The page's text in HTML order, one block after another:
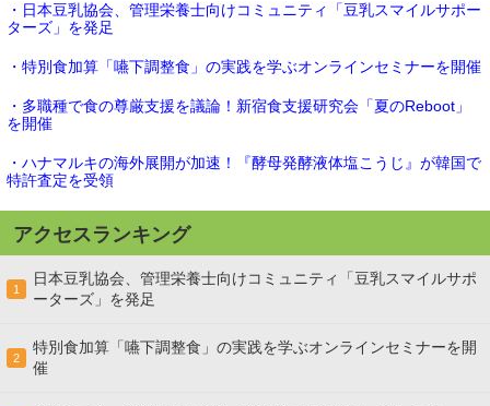
・日本豆乳協会、管理栄養士向けコミュニティ「豆乳スマイルサポー
ターズ」を発足
・特別食加算「嚥下調整食」の実践を学ぶオンラインセミナーを開催
・多職種で食の尊厳支援を議論！新宿食支援研究会「夏のReboot」
を開催
・ハナマルキの海外展開が加速！『酵母発酵液体塩こうじ』が韓国で
特許査定を受領
アクセスランキング
1
日本豆乳協会、管理栄養士向けコミュニティ「豆乳スマイルサポ
ーターズ」を発足
2
特別食加算「嚥下調整食」の実践を学ぶオンラインセミナーを開
催